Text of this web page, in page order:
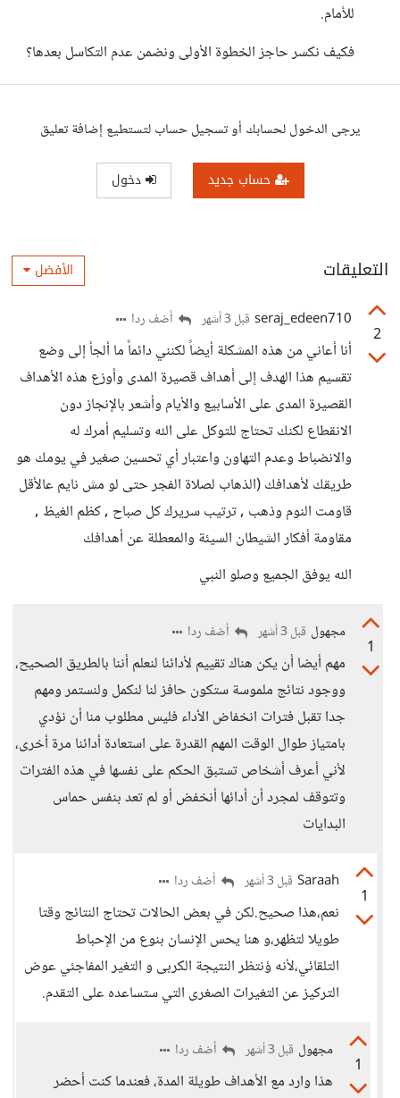
للأمام.
فكيف نكسر حاجز الخطوة الأولى ونضمن عدم التكاسل بعدها؟
يرجى الدخول لحسابك أو تسجيل حساب لتستطيع إضافة تعليق
حساب جديد دخول
التعليقات الأفضل
2
seraj_edeen710 قبل 3 أشهر أضف ردا
أنا أعاني من هذه المشكلة أيضاً لكنني دائماً ما ألجأ إلى وضع
تقسيم هذا الهدف إلى أهداف قصيرة المدى وأوزع هذه الأهداف
القصيرة المدى على الأسابيع والأيام وأشعر بالإنجاز دون
الانقطاع لكنك تحتاج للتوكل على الله وتسليم أمرك له
والانضباط وعدم التهاون واعتبار أي تحسين صغير في يومك هو
طريقك لأهدافك (الذهاب لصلاة الفجر حتى لو مش نايم عالأقل
قاومت النوم وذهب , ترتيب سريرك كل صباح , كظم الغيظ ,
مقاومة أفكار الشيطان السيئة والمعطلة عن أهدافك
الله يوفق الجميع وصلو النبي
1
مجهول قبل 3 أشهر أضف ردا
مهم أيضا أن يكن هناك تقييم لأدائنا لنعلم أننا بالطريق الصحيح،
ووجود نتائج ملموسة ستكون حافز لنا لنكمل ولنستمر ومهم
جدا تقبل فترات انخفاض الأداء فليس مطلوب منا أن نؤدي
بامتياز طوال الوقت المهم القدرة على استعادة أدائنا مرة أخرى،
لأني أعرف أشخاص تستبق الحكم على نفسها في هذه الفترات
وتتوقف لمجرد أن أدائها أنخفض أو لم تعد بنفس حماس
البدايات
1
Saraah قبل 3 أشهر أضف ردا
نعم،هذا صحيح.لكن في بعض الحالات تحتاج النتائج وقتا
طويلا لتظهر،و هنا يحس الإنسان بنوع من الإحباط
التلقائي،لأنه ؤنتظر النتيجة الكربى و التغير المفاجئي عوض
التركيز عن التغيرات الصغرى التي ستساعده على التقدم.
1
مجهول قبل 3 أشهر أضف ردا
هذا وارد مع الأهداف طويلة المدة، فعندما كنت أحضر